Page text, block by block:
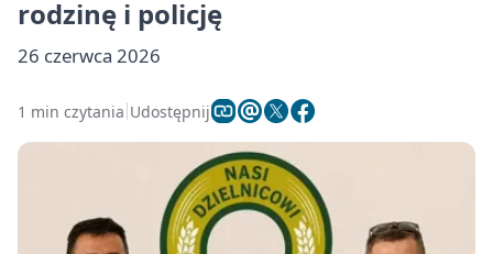
rodzinę i policję
26 czerwca 2026
1 min czytania Udostępnij